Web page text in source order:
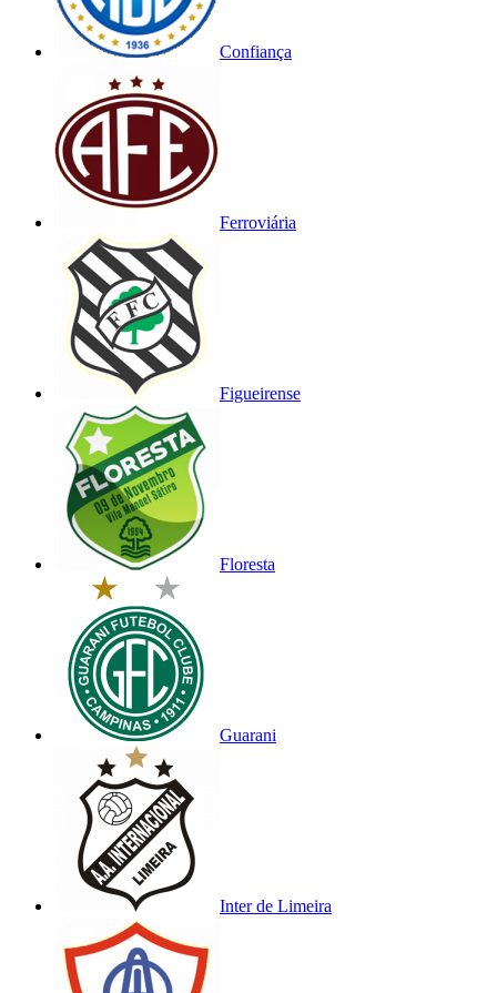
Confiança
Ferroviária
Figueirense
Floresta
Guarani
Inter de Limeira